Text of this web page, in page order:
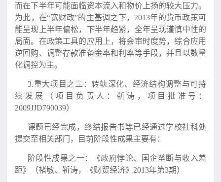
而在下半年可能面临资本流入和物价上扬的较大压力。
为此，在“宽财政”的主基调之下，2013年的货币政策可
能呈现上半年偏松，下半年趋紧，全年呈现谨慎中性的
局面。在政策工具的应用上，将会审时度势，综合应用
逆回购、调整存款准备金率和利率等手段，并且以数量
化调控为主。
3.重大项目之三：转轨深化、经济结构调整与可持
续发展（项目负责人：靳涛，项目批准号：
2009JJD790039）
课题已经完成，终结报告书等已经通过学校社科处
提交至相关部门，目前阶段性成果主要有：
阶段性成果之一：《政府悖论、国企垄断与收入差
距》（褚敏、靳涛，《财贸经济》2013年第3期）